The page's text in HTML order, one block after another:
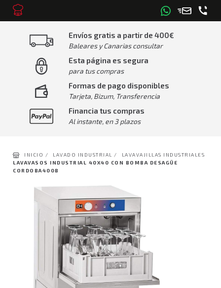
Envíos gratis a partir de 400€
Baleares y Canarias consultar
Esta página es segura
para tus compras
Formas de pago disponibles
Tarjeta, Bizum, Transferencia
Financia tus compras
Al instante, en 3 plazos
INICIO / LAVADO INDUSTRIAL /
LAVAVAJILLAS INDUSTRIALES
LAVAVASOS INDUSTRIAL 40X40 CON BOMBA DESAGÜE
CORDOBA400B